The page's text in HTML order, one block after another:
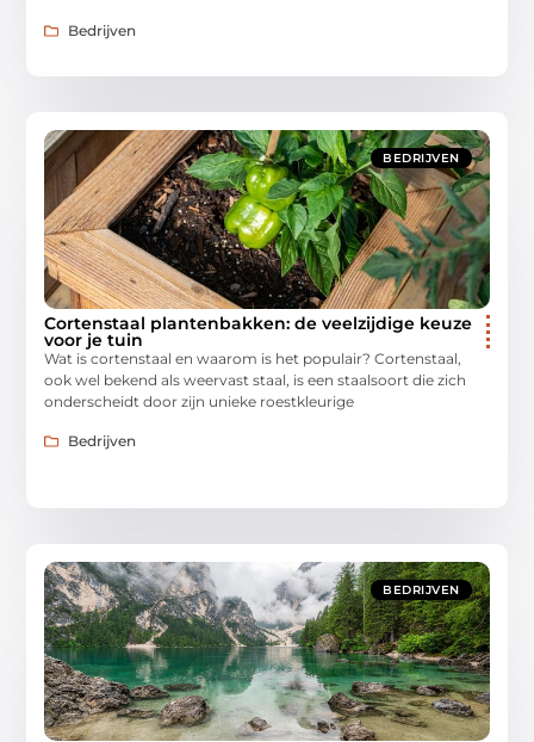
Bedrijven
BEDRIJVEN
Cortenstaal plantenbakken: de veelzijdige keuze
voor je tuin
Wat is cortenstaal en waarom is het populair? Cortenstaal,
ook wel bekend als weervast staal, is een staalsoort die zich
onderscheidt door zijn unieke roestkleurige
Bedrijven
BEDRIJVEN